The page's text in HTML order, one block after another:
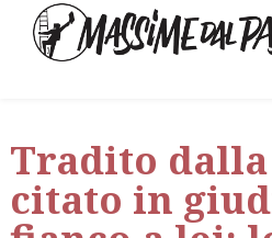
Tradito
citato in